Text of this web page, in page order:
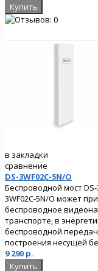
в закладки
сравнение
DS-3WF02C-5N/O
Беспроводной мост
3WF02C-5N/O может
беспроводное
транспорте, в
беспроводной
построения несущей
9 290 р.